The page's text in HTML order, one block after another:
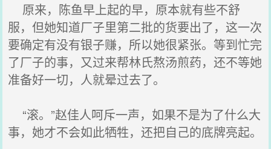
原来，陈鱼早上起的早，原本就有些不舒
服，但她知道厂子里第二批的货要出了，这一次
要确定有没有银子赚，所以她很紧张。等到忙完
了厂子的事，又过来帮林氏熬汤煎药，还不等她
准备好一切，人就晕过去了。
“滚。”赵佳人呵斥一声，如果不是为了什么大
事，她才不会如此牺牲，还把自己的底牌亮起。